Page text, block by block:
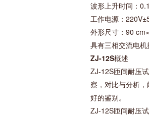
波形上升时间：
工作电源：
外形尺寸：90
具有三相交流电
ZJ-12S概述
ZJ-12S匝间耐压
察，对比与分析
好的鉴别。
ZJ-12S匝间耐压